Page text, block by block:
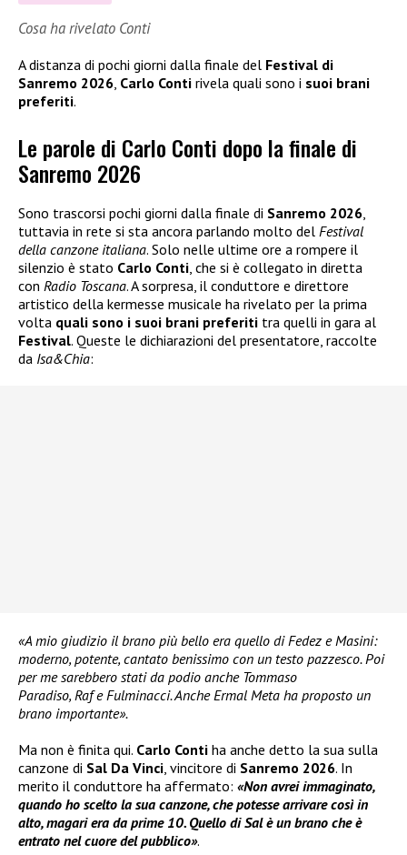
Cosa ha rivelato Conti
A distanza di pochi giorni dalla finale del Festival di
Sanremo 2026, Carlo Conti rivela quali sono i suoi brani
preferiti.
Le parole di Carlo Conti dopo la finale di
Sanremo 2026
Sono trascorsi pochi giorni dalla finale di Sanremo 2026
tuttavia in rete si sta ancora parlando molto del Festival
della canzone italiana. Solo nelle ultime ore a rompere il
silenzio è stato Carlo Conti , che si è collegato in diretta
con Radio Toscana. A sorpresa, il conduttore e direttore
artistico della kermesse musicale ha rivelato per la prima
volta quali sono i suoi brani preferiti tra quelli in gara al
Festival. Queste le dichiarazioni del presentatore, raccolte
da Isa&Chia:
«A mio giudizio il brano più bello era quello di Fedez e Masini:
moderno, potente, cantato benissimo con un testo pazzesco. Poi
per me sarebbero stati da podio anche Tommaso
Paradiso, Raf e Fulminacci. Anche Ermal Meta ha proposto un
brano importante».
Ma non è finita qui. Carlo Conti ha anche detto la sua sulla
canzone di Sal Da Vinci , vincitore di Sanremo 2026. In
merito il conduttore ha affermato: «Non avrei immaginato,
quando ho scelto la sua canzone, che potesse arrivare così in
alto, magari era da prime 10. Quello di Sal è un brano che è
entrato nel cuore del pubblico».